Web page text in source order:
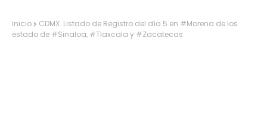
Inicio
CDMX. Listado de Registro del día 5 en #Morena de los
estado de #Sinaloa, #Tlaxcala y #Zacatecas